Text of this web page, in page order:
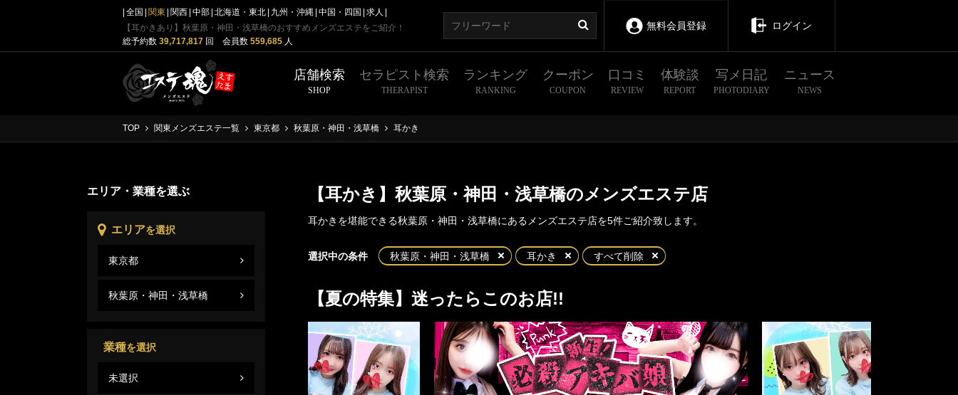
全国 関東 関西 中部 北海道・東北 九州・沖縄 中国・四国
求人
【耳かきあり】秋葉原・神田・浅草橋のおすすめメンズエステをご紹介！
総予約数 39,717,817 回 会員数 559,685 人
無料会員登録 ログイン
店舗検索
SHOP
セラピスト検索
THERAPIST
ランキング
RANKING
クーポン
COUPON
口コミ
REVIEW
体験談
REPORT
写メ日記
PHOTODIARY
ニュース
NEWS
TOP 関東メンズエステ一覧 東京都 秋葉原・神田・浅草橋 耳かき
【耳かき】秋葉原・神田・浅草橋のメンズエステ店
耳かきを堪能できる秋葉原・神田・浅草橋にあるメンズエステ店を5件ご紹介致します。
選択中の条件 秋葉原・神田・浅草橋 耳かき すべて削除
【夏の特集】迷ったらこのお店!!
エリア・業種を選ぶ
エリアを選択
東京都
東京都 新宿・西東京エリア
新宿 大久保・高田馬場 中野・高円寺・荻窪
吉祥寺・三鷹 国分寺・武蔵小金井 下北沢・明大前
初台・幡ヶ谷・笹塚 調布・府中 立川・八王子・町田
秋葉原・神田・浅草橋
業種を選択
未選択
店舗型
マンション型